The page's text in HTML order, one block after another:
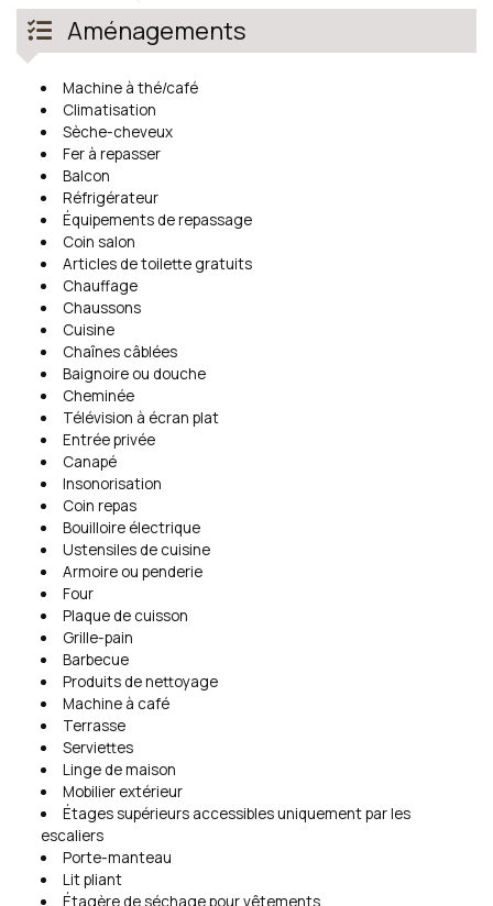
Aménagements
Machine à thé/café
Climatisation
Sèche-cheveux
Fer à repasser
Balcon
Réfrigérateur
Équipements de repassage
Coin salon
Articles de toilette gratuits
Chauffage
Chaussons
Cuisine
Chaînes câblées
Baignoire ou douche
Cheminée
Télévision à écran plat
Entrée privée
Canapé
Insonorisation
Coin repas
Bouilloire électrique
Ustensiles de cuisine
Armoire ou penderie
Four
Plaque de cuisson
Grille-pain
Barbecue
Produits de nettoyage
Machine à café
Terrasse
Serviettes
Linge de maison
Mobilier extérieur
Étages supérieurs accessibles uniquement par les
escaliers
Porte-manteau
Lit pliant
Étagère de séchage pour vêtements